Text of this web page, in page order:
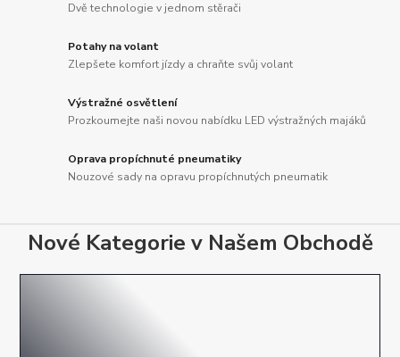
Dvě technologie v jednom stěrači
Potahy na volant
Zlepšete komfort jízdy a chraňte svůj volant
Výstražné osvětlení
Prozkoumejte naši novou nabídku LED výstražných majáků
Oprava propíchnuté pneumatiky
Nouzové sady na opravu propíchnutých pneumatik
Nové Kategorie v Našem Obchodě